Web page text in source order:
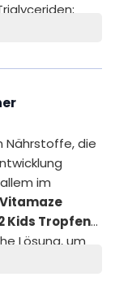
Alpha-
Nährstoffe, die
im
Vitamaze
Kids Tropfen
Lösung, um
für